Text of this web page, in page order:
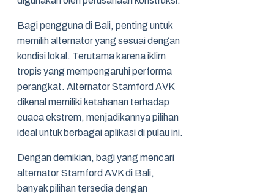
Bagi pengguna di Bali, penting untuk
memilih alternator yang sesuai dengan
kondisi lokal. Terutama karena iklim
tropis yang mempengaruhi performa
perangkat. Alternator Stamford AVK
dikenal memiliki ketahanan terhadap
cuaca ekstrem, menjadikannya pilihan
ideal untuk berbagai aplikasi di pulau ini.
Dengan demikian, bagi yang mencari
alternator Stamford AVK di Bali,
banyak pilihan tersedia dengan